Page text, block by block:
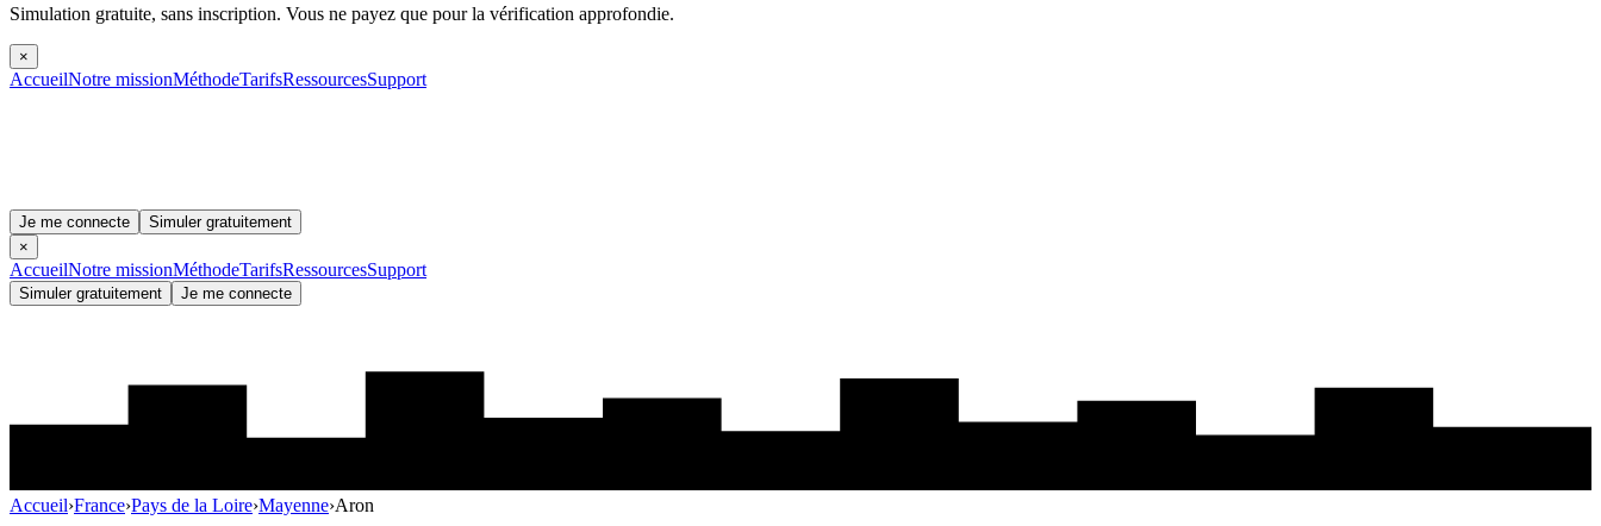
Simulation gratuite, sans inscription. Vous ne payez que pour la vérification approfondie.
×
AccueilNotre missionMéthodeTarifsRessourcesSupport
Je me connecte
Simuler gratuitement
×
AccueilNotre missionMéthodeTarifsRessourcesSupport
Simuler gratuitement Je me connecte
Accueil›France›Pays de la Loire›Mayenne›Aron